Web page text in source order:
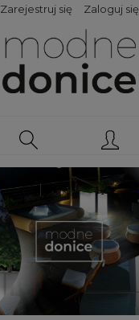
Zarejestruj się Zaloguj się